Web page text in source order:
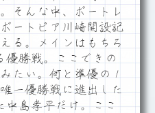
そんな中、ボートレ
ートピア川崎開設記
る。メインはもちろ
優勝戦。ここできの
たい。何と準優の１
一優勝戦に進出した
中島孝平だけ。ここ